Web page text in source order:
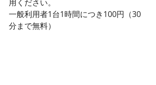
用ください。
一般利用者1台1時間につき100円（30
分まで無料）